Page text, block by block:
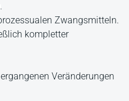
Zwangsmitteln.
kompletter
Veränderungen